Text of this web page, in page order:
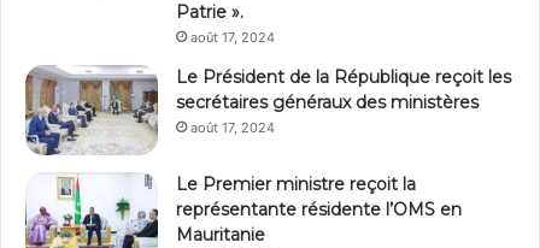
Patrie ».
août 17, 2024
Le Président de la République reçoit les
secrétaires généraux des ministères
août 17, 2024
Le Premier ministre reçoit la
représentante résidente l’OMS en
Mauritanie